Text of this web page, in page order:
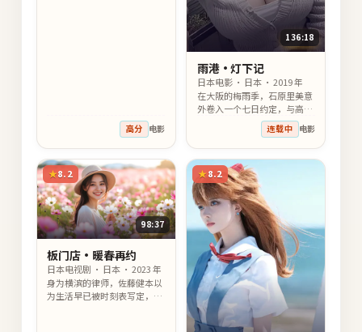
高分 电影
136:18
雨港·灯下记
日本电影 · 日本 · 2019 年
在大阪的梅雨季，石原里美意
外卷入一个七日约定，与高桥
一生在熟悉又陌生的街角重
逢，过去的秘密随风浮现，命
运在风雨之间悄然改写。
连载中 电影
8.2
98:37
板门店·暖春再约
日本电视剧 · 日本 · 2023 年
身为横滨的律师，佐藤健本以
为生活早已被时刻表写定，直
8.2